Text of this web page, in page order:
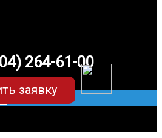
264-61-00
заявку